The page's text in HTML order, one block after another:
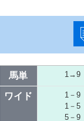
馬単 1→9
ワイド
1－9
1－5
5－9